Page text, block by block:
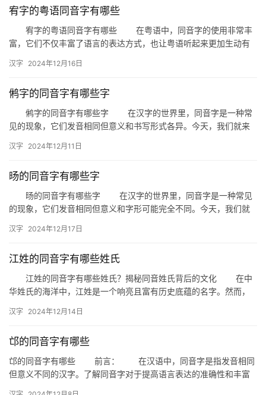
宥字的粤语同音字有哪些
宥字的粤语同音字有哪些 在粤语中，同音字的使用非常丰
富，它们不仅丰富了语言的表达方式，也让粤语听起来更加生动有
汉字 2024年12月16日
鸺字的同音字有哪些字
鸺字的同音字有哪些字 在汉字的世界里，同音字是一种常
见的现象，它们发音相同但意义和书写形式各异。今天，我们就来
汉字 2024年12月11日
旸的同音字有哪些字
旸的同音字有哪些字 在汉字的世界里，同音字是一种常见
的现象，它们发音相同但意义和字形可能完全不同。今天，我们就
汉字 2024年12月17日
江姓的同音字有哪些姓氏
江姓的同音字有哪些姓氏？揭秘同音姓氏背后的文化 在中
华姓氏的海洋中，江姓是一个响亮且富有历史底蕴的名字。然而，
的…
汉字 2024年12月14日
邙的同音字有哪些
邙的同音字有哪些 前言： 在汉语中，同音字是指发音相同
但意义不同的汉字。了解同音字对于提高语言表达的准确性和丰富